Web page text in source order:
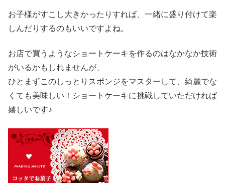
お子様がすこし大きかったりすれば、一緒に盛り付けて楽
しんだりするのもいいですよね。
お店で買うようなショートケーキを作るのはなかなか技術
がいるかもしれませんが、
ひとまずこのしっとりスポンジをマスターして、綺麗でな
くても美味しい！ショートケーキに挑戦していただければ
嬉しいです♪